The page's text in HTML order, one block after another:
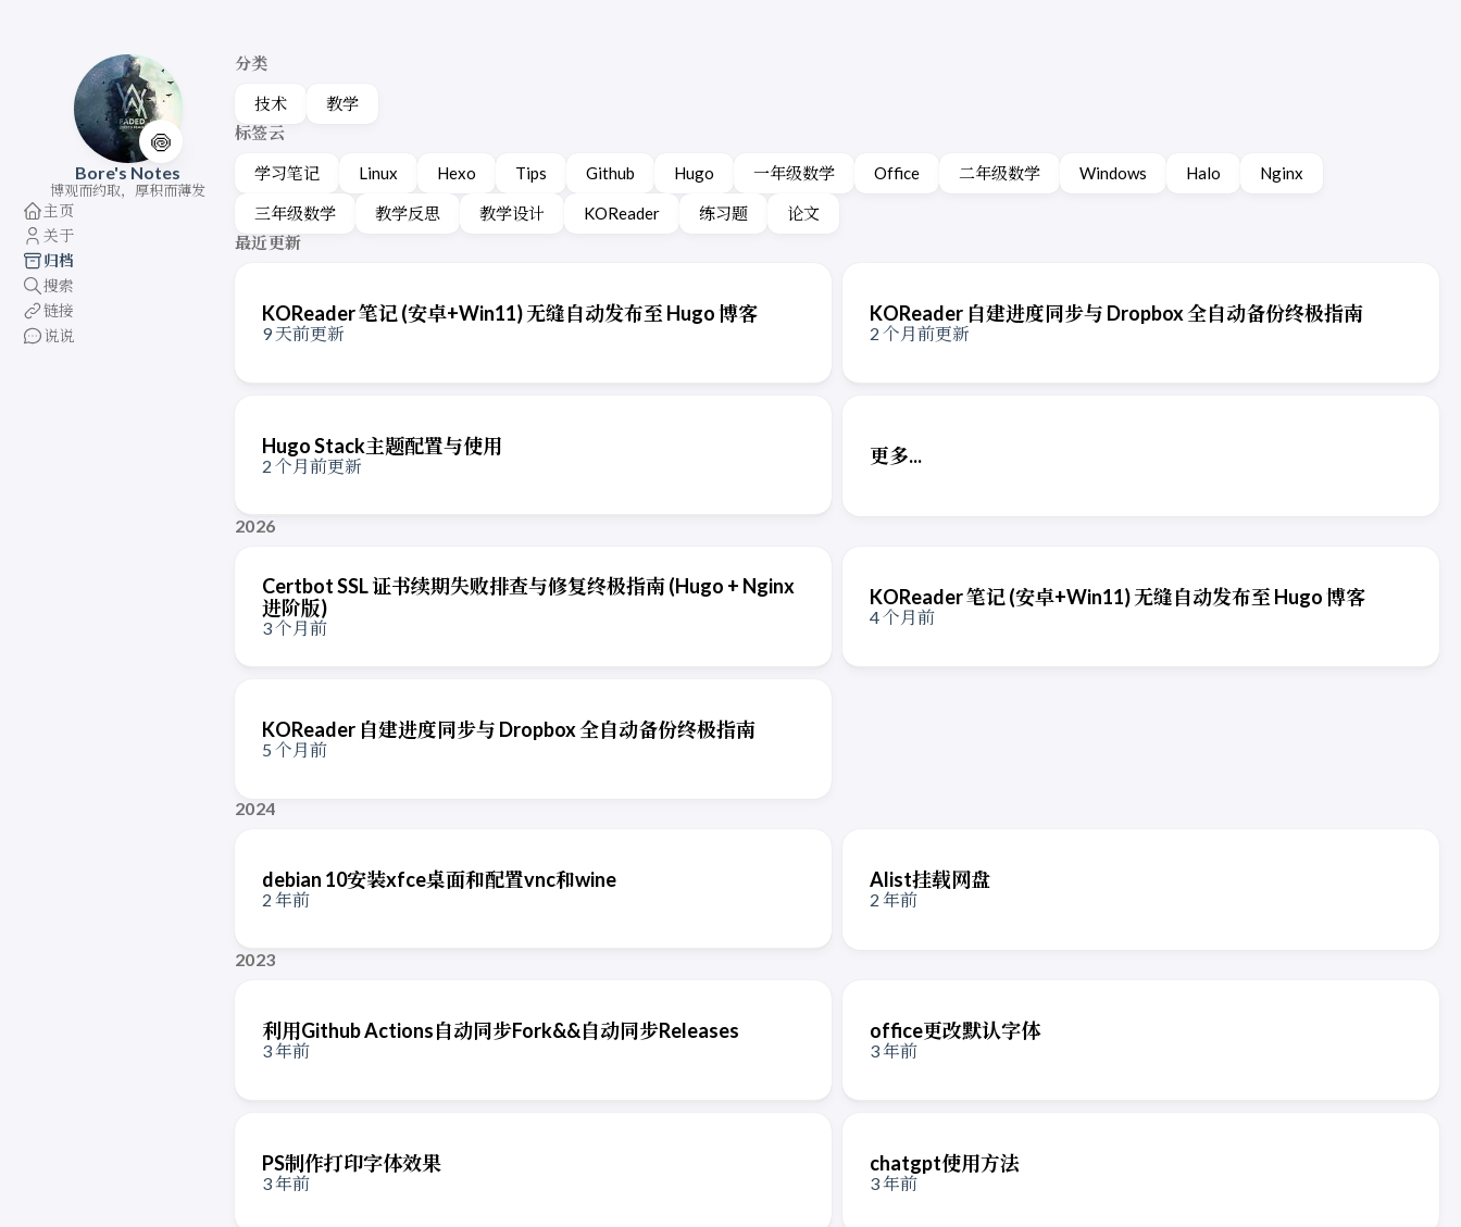
🍥
Bore's Notes
博观而约取，厚积而薄发
主页
关于
归档
搜索
链接
说说
分类
技术
教学
标签云
学习笔记 Linux Hexo Tips Github Hugo 一年级数学 Office 二年级数学 Windows Halo Nginx
三年级数学 教学反思 教学设计 KOReader 练习题
论文
最近更新
KOReader 笔记 (安卓+Win11) 无缝自动发布至 Hugo 博客
9 天前更新
KOReader 自建进度同步与 Dropbox 全自动备份终极指南
2 个月前更新
Hugo Stack主题配置与使用
2 个月前更新 更多...
2026
Certbot SSL 证书续期失败排查与修复终极指南 (Hugo + Nginx
进阶版)
3 个月前
KOReader 笔记 (安卓+Win11) 无缝自动发布至 Hugo 博客
4 个月前
KOReader 自建进度同步与 Dropbox 全自动备份终极指南
5 个月前
2024
debian 10安装xfce桌面和配置vnc和wine
2 年前
Alist挂载网盘
2 年前
2023
利用Github Actions自动同步Fork&&自动同步Releases
3 年前
office更改默认字体
3 年前
PS制作打印字体效果
3 年前
chatgpt使用方法
3 年前